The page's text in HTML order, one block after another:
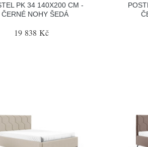
PK 34 140X200 CM -
ČERNÉ NOHY ŠEDÁ
19 838 Kč